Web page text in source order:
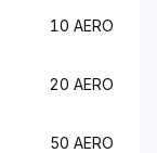
10 AERO
20 AERO
50 AERO